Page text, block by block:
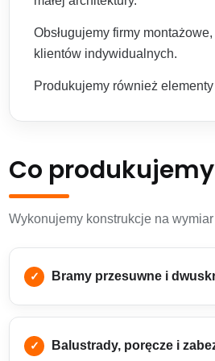
Obsługujemy firmy
klientów indywidualnych.
Produkujemy również
Co
Wykonujemy konstrukcje na
Bramy przesuwne i
Balustrady, poręcze i